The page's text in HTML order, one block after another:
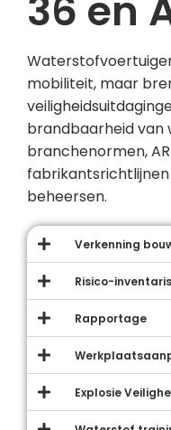
mobiliteit, maar
brandbaarheid van
branchenormen,
fabrikantsrichtlijnen
beheersen.
Verkenning
Risico-
Rapportage
Explosie